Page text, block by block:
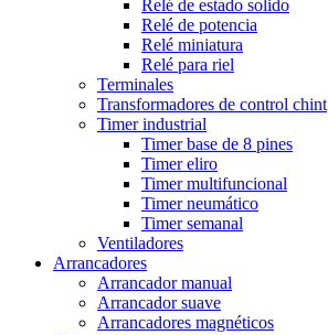
Relé de estado solido
Relé de potencia
Relé miniatura
Relé para riel
Terminales
Transformadores de control chint
Timer industrial
Timer base de 8 pines
Timer eliro
Timer multifuncional
Timer neumático
Timer semanal
Ventiladores
Arrancadores
Arrancador manual
Arrancador suave
Arrancadores magnéticos